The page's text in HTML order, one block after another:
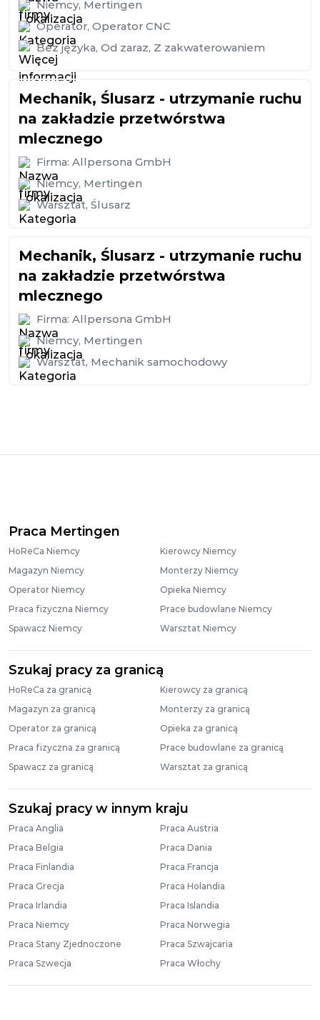
Niemcy, Mertingen
Operator, Operator CNC
Bez języka, Od zaraz, Z zakwaterowaniem
Mechanik, Ślusarz - utrzymanie ruchu
na zakładzie przetwórstwa
mlecznego
Firma: Allpersona GmbH
Niemcy, Mertingen
Warsztat, Ślusarz
Mechanik, Ślusarz - utrzymanie ruchu
na zakładzie przetwórstwa
mlecznego
Firma: Allpersona GmbH
Niemcy, Mertingen
Warsztat, Mechanik samochodowy
Praca Mertingen
HoReCa Niemcy
Kierowcy Niemcy
Magazyn Niemcy
Monterzy Niemcy
Operator Niemcy
Opieka Niemcy
Praca fizyczna Niemcy
Prace budowlane Niemcy
Spawacz Niemcy
Warsztat Niemcy
Szukaj pracy za granicą
HoReCa za granicą
Kierowcy za granicą
Magazyn za granicą
Monterzy za granicą
Operator za granicą
Opieka za granicą
Praca fizyczna za granicą
Prace budowlane za granicą
Spawacz za granicą
Warsztat za granicą
Szukaj pracy w innym kraju
Praca Anglia
Praca Austria
Praca Belgia
Praca Dania
Praca Finlandia
Praca Francja
Praca Grecja
Praca Holandia
Praca Irlandia
Praca Islandia
Praca Niemcy
Praca Norwegia
Praca Stany Zjednoczone
Praca Szwajcaria
Praca Szwecja
Praca Włochy